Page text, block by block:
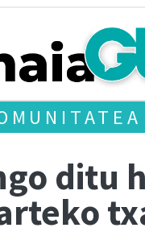
ditu